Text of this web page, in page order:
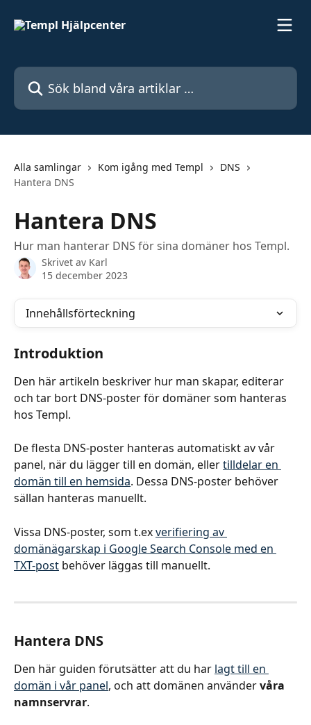
Sök bland våra artiklar …
Alla samlingar Kom igång med Templ
DNS
Hantera DNS
Hantera DNS
Hur man hanterar DNS för sina domäner hos Templ.
Skrivet av Karl
15 december 2023
Innehållsförteckning
Introduktion
Den här artikeln beskriver hur man skapar, editerar
och tar bort DNS-poster för domäner som hanteras
hos Templ.
De flesta DNS-poster hanteras automatiskt av vår
panel, när du lägger till en domän, eller tilldelar en
domän till en hemsida. Dessa DNS-poster behöver
sällan hanteras manuellt.
Vissa DNS-poster, som t.ex verifiering av
domänägarskap i Google Search Console med en
TXT-post behöver läggas till manuellt.
Hantera DNS
Den här guiden förutsätter att du har lagt till en
domän i vår panel, och att domänen använder våra
namnservrar.